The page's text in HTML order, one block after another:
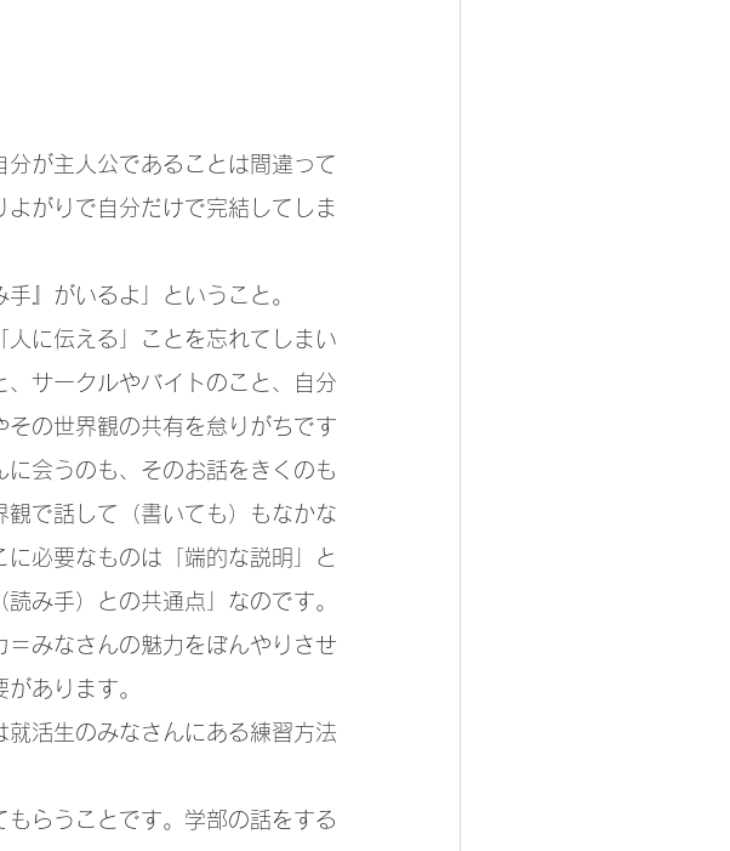
が主人公であることは間違って
がりで自分だけで完結してしま
』がいるよ」ということ。
に伝える」ことを忘れてしまい
サークルやバイトのこと、自分
の世界観の共有を怠りがちです
会うのも、そのお話をきくのも
で話して（書いても）もなかな
必要なものは「端的な説明」と
み手）との共通点」なのです。
みなさんの魅力をぼんやりさせ
あります。
活生のみなさんにある練習方法
らうことです。学部の話をする